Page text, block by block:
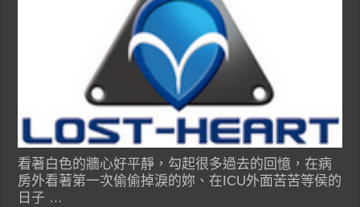
看著白色的牆心好平靜，勾起很多過去的回憶，在病
房外看著第一次偷偷掉淚的妳、在ICU外面苦苦等侯的
日子 …